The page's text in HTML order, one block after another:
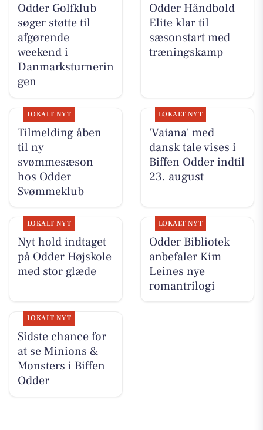
Odder Golfklub
søger støtte til
afgørende
weekend i
Danmarksturnerin
gen
Odder Håndbold
Elite klar til
sæsonstart med
træningskamp
LOKALT NYT
Tilmelding åben
til ny
svømmesæson
hos Odder
Svømmeklub
LOKALT NYT
'Vaiana' med
dansk tale vises i
Biffen Odder indtil
23. august
LOKALT NYT
Nyt hold indtaget
på Odder Højskole
med stor glæde
LOKALT NYT
Odder Bibliotek
anbefaler Kim
Leines nye
romantrilogi
LOKALT NYT
Sidste chance for
at se Minions &
Monsters i Biffen
Odder